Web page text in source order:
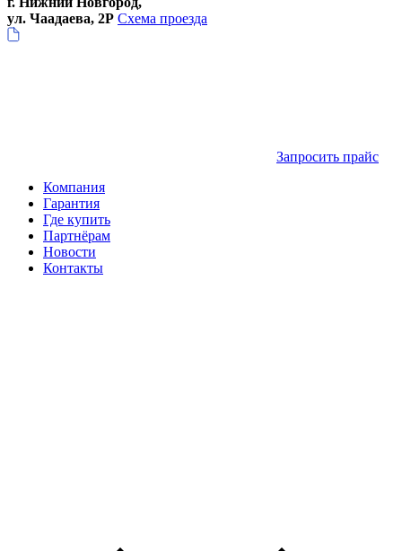
ул. Чаадаева, 2Р Схема проезда
Запросить прайс
Компания
Гарантия
Где купить
Партнёрам
Новости
Контакты